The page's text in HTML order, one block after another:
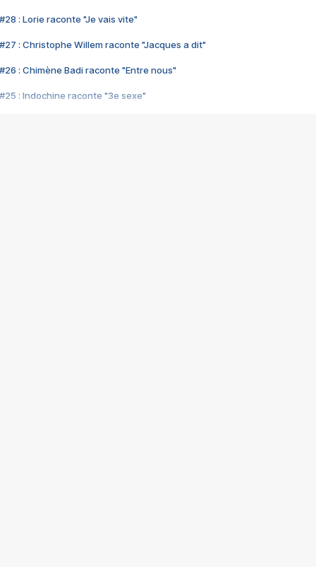
#28 : Lorie raconte "Je vais vite"
#27 : Christophe Willem raconte "Jacques a dit"
#26 : Chimène Badi raconte "Entre nous"
#25 : Indochine raconte "3e sexe"